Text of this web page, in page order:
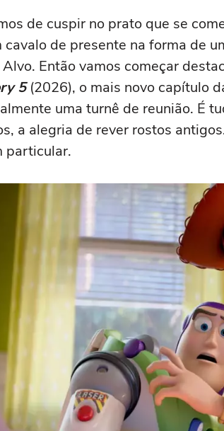
de cuspir no prato que se
cavalo de presente na forma de
Alvo. Então vamos começar
5(2026), o mais novo capítulo
uma turnê de reunião. É
a alegria de rever rostos
particular.